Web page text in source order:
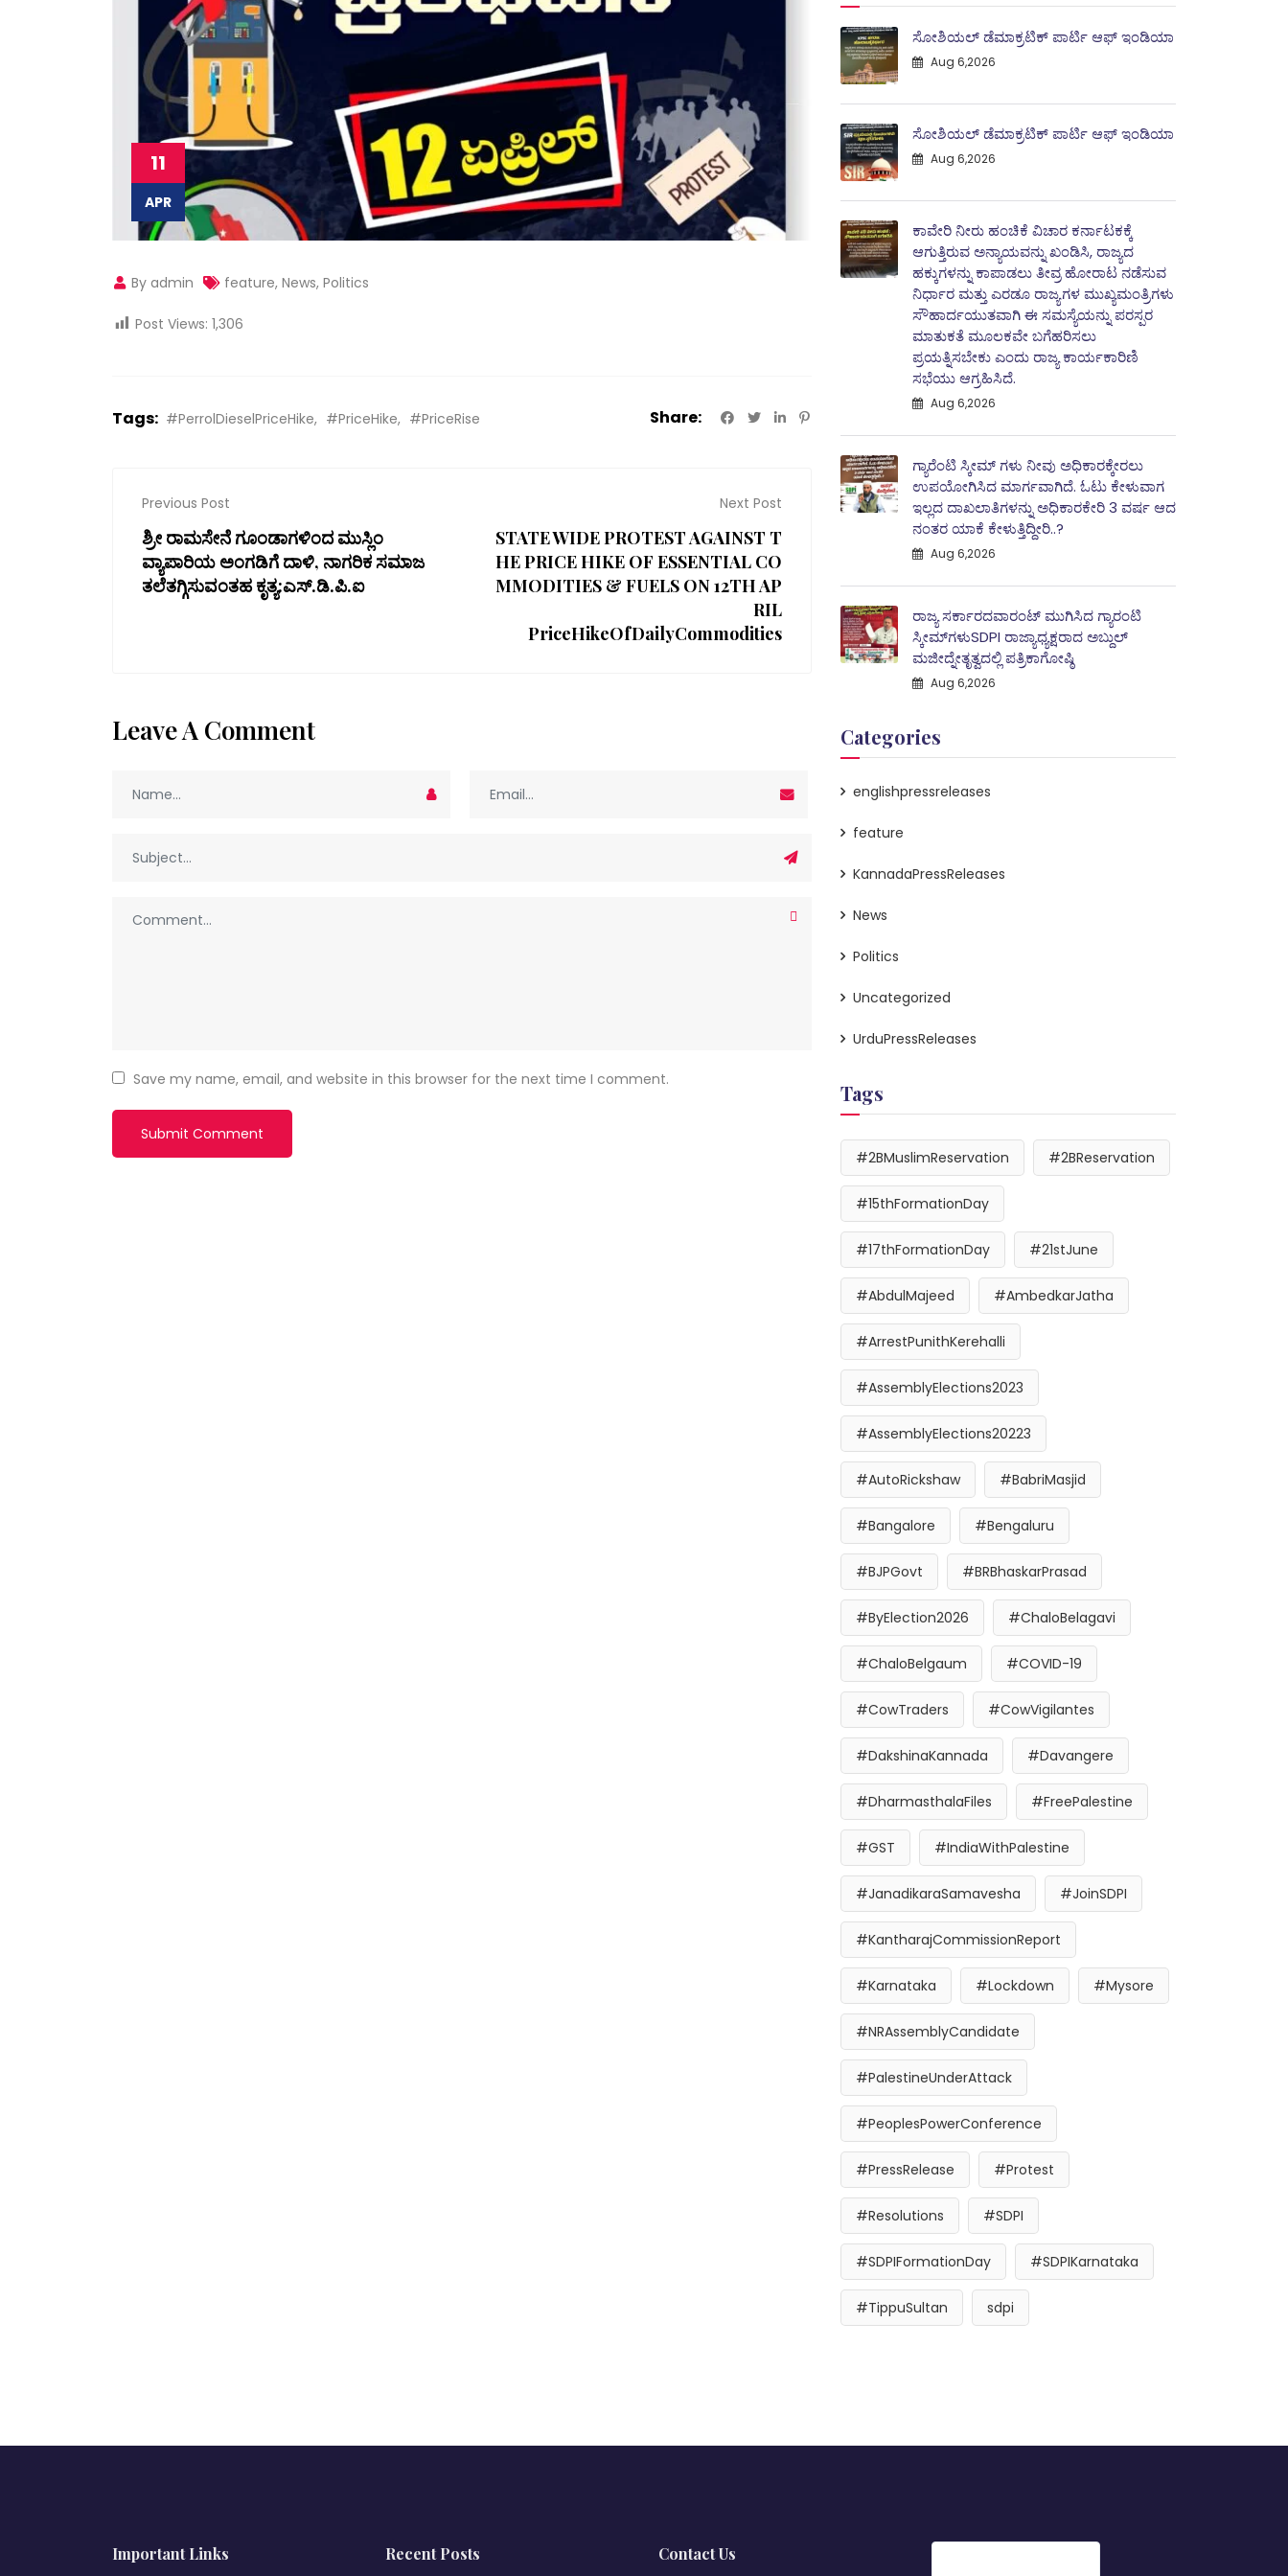
11
APR
By admin feature, News, Politics
Post Views: 1,306
Tags: #PerrolDieselPriceHike #PriceHike #PriceRise Share:
Previous Post
ಶ್ರೀ ರಾಮಸೇನೆ ಗೂಂಡಾಗಳಿಂದ ಮುಸ್ಲಿಂ
ವ್ಯಾಪಾರಿಯ ಅಂಗಡಿಗೆ ದಾಳಿ, ನಾಗರಿಕ ಸಮಾಜ
ತಲೆತಗ್ಗಿಸುವಂತಹ ಕೃತ್ಯ:ಎಸ್.ಡಿ.ಪಿ.ಐ
Next Post
STATE WIDE PROTEST AGAINST T
HE PRICE HIKE OF ESSENTIAL CO
MMODITIES & FUELS ON 12TH AP
RIL
PriceHikeOfDailyCommodities
Leave A Comment
Save my name, email, and website in this browser for the next time I comment.
ಸೋಶಿಯಲ್ ಡೆಮಾಕ್ರಟಿಕ್ ಪಾರ್ಟಿ ಆಫ್ ಇಂಡಿಯಾ
Aug 6,2026
ಸೋಶಿಯಲ್ ಡೆಮಾಕ್ರಟಿಕ್ ಪಾರ್ಟಿ ಆಫ್ ಇಂಡಿಯಾ
Aug 6,2026
ಕಾವೇರಿ ನೀರು ಹಂಚಿಕೆ ವಿಚಾರ ಕರ್ನಾಟಕಕ್ಕೆ
ಆಗುತ್ತಿರುವ ಅನ್ಯಾಯವನ್ನು ಖಂಡಿಸಿ, ರಾಜ್ಯದ
ಹಕ್ಕುಗಳನ್ನು ಕಾಪಾಡಲು ತೀವ್ರ ಹೋರಾಟ ನಡೆಸುವ
ನಿರ್ಧಾರ ಮತ್ತು ಎರಡೂ ರಾಜ್ಯಗಳ ಮುಖ್ಯಮಂತ್ರಿಗಳು
ಸೌಹಾರ್ದಯುತವಾಗಿ ಈ ಸಮಸ್ಯೆಯನ್ನು ಪರಸ್ಪರ
ಮಾತುಕತೆ ಮೂಲಕವೇ ಬಗೆಹರಿಸಲು
ಪ್ರಯತ್ನಿಸಬೇಕು ಎಂದು ರಾಜ್ಯ ಕಾರ್ಯಕಾರಿಣಿ
ಸಭೆಯು ಆಗ್ರಹಿಸಿದೆ.
Aug 6,2026
ಗ್ಯಾರೆಂಟಿ ಸ್ಕೀಮ್ ಗಳು ನೀವು ಅಧಿಕಾರಕ್ಕೇರಲು
ಉಪಯೋಗಿಸಿದ ಮಾರ್ಗವಾಗಿದೆ. ಓಟು ಕೇಳುವಾಗ
ಇಲ್ಲದ ದಾಖಲಾತಿಗಳನ್ನು ಅಧಿಕಾರಕೇರಿ 3 ವರ್ಷ ಆದ
ನಂತರ ಯಾಕೆ ಕೇಳುತ್ತಿದ್ದೀರಿ..?
Aug 6,2026
ರಾಜ್ಯ ಸರ್ಕಾರದವಾರಂಟ್ ಮುಗಿಸಿದ ಗ್ಯಾರಂಟಿ
ಸ್ಕೀಮ್‌ಗಳುSDPI ರಾಜ್ಯಾಧ್ಯಕ್ಷರಾದ ಅಬ್ದುಲ್
ಮಜೀದ್ನೇತೃತ್ವದಲ್ಲಿ ಪತ್ರಿಕಾಗೋಷ್ಠಿ
Aug 6,2026
Categories
englishpressreleases
feature
KannadaPressReleases
News
Politics
Uncategorized
UrduPressReleases
Tags
#2BMuslimReservation #2BReservation
#15thFormationDay
#17thFormationDay #21stJune
#AbdulMajeed #AmbedkarJatha
#ArrestPunithKerehalli
#AssemblyElections2023
#AssemblyElections20223
#AutoRickshaw #BabriMasjid
#Bangalore #Bengaluru
#BJPGovt #BRBhaskarPrasad
#ByElection2026 #ChaloBelagavi
#ChaloBelgaum #COVID-19
#CowTraders #CowVigilantes
#DakshinaKannada #Davangere
#DharmasthalaFiles #FreePalestine
#GST #IndiaWithPalestine
#JanadikaraSamavesha #JoinSDPI
#KantharajCommissionReport
#Karnataka #Lockdown #Mysore
#NRAssemblyCandidate
#PalestineUnderAttack
#PeoplesPowerConference
#PressRelease #Protest
#Resolutions #SDPI
#SDPIFormationDay #SDPIKarnataka
#TippuSultan sdpi
Important Links Recent Posts Contact Us